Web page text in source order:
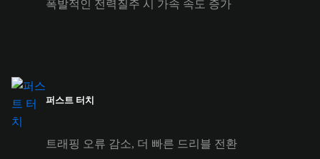
폭발적인 전력질주 시 가속 속도 증가
퍼스트 터치
트래핑 오류 감소, 더 빠른 드리블 전환